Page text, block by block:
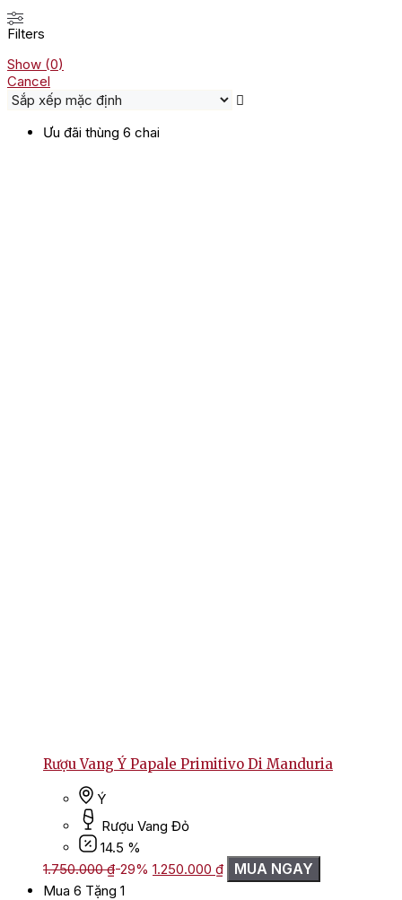
Filters
Show (0)
Cancel
Ưu đãi thùng 6 chai
Rượu Vang Ý Papale Primitivo Di Manduria
Ý
Rượu Vang Đỏ
14.5 %
1.750.000₫-29% Giá
gốc
1.250.000 ₫Giá
hiện
MUA NGAY
Mua 6 Tặng 1